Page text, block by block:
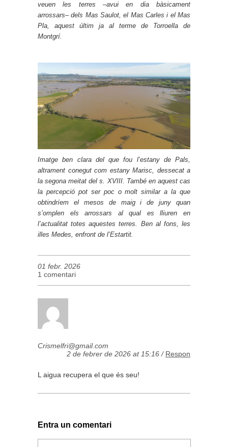
veuen les terres –avui en dia bàsicament
arrossars– dels Mas Saulot, el Mas Carles i el Mas
Pla, aquest últim ja al terme de Torroella de
Montgrí.
Imatge ben clara del que fou l’estany de Pals,
altrament conegut com estany Marisc, dessecat a
la segona meitat del s. XVIII. També en aquest cas
la percepció pot ser poc o molt similar a la que
obtindríem el mesos de maig i de juny quan
s’omplen els arrossars al qual es lliuren en
l’actualitat totes aquestes terres. Ben al fons, les
illes Medes, enfront de l’Estartit.
01 febr. 2026
1 comentari
Crismelfri@gmail.com
2 de febrer de 2026 at 15:16 / Respon
L aigua recupera el que és seu!
Entra un comentari